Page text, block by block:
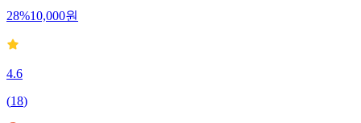
28%10,000원
4.6
(18)